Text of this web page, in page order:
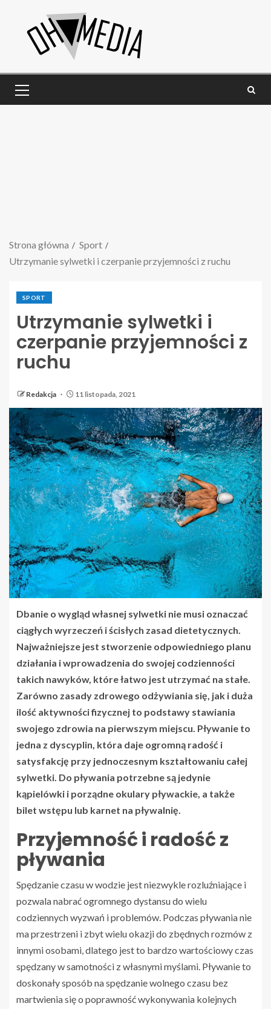
Strona główna
Sport
Utrzymanie sylwetki i czerpanie przyjemności z ruchu
SPORT
Utrzymanie sylwetki i
czerpanie przyjemności z
ruchu
Redakcja 11 listopada, 2021
Dbanie o wygląd własnej sylwetki nie musi oznaczać
ciągłych wyrzeczeń i ścisłych zasad dietetycznych.
Najważniejsze jest stworzenie odpowiedniego planu
działania i wprowadzenia do swojej codzienności
takich nawyków, które łatwo jest utrzymać na stałe.
Zarówno zasady zdrowego odżywiania się, jak i duża
ilość aktywności fizycznej to podstawy stawiania
swojego zdrowia na pierwszym miejscu. Pływanie to
jedna z dyscyplin, która daje ogromną radość i
satysfakcję przy jednoczesnym kształtowaniu całej
sylwetki. Do pływania potrzebne są jedynie
kąpielówki i porządne okulary pływackie, a także
bilet wstępu lub karnet na pływalnię.
Przyjemność i radość z
pływania
Spędzanie czasu w wodzie jest niezwykle rozluźniające i
pozwala nabrać ogromnego dystansu do wielu
codziennych wyzwań i problemów. Podczas pływania nie
ma przestrzeni i zbyt wielu okazji do zbędnych rozmów z
innymi osobami, dlatego jest to bardzo wartościowy czas
spędzany w samotności z własnymi myślami. Pływanie to
doskonały sposób na spędzanie wolnego czasu bez
martwienia się o poprawność wykonywania kolejnych